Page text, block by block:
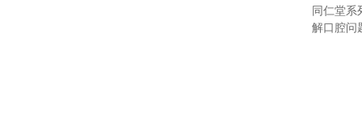
同仁堂
解口腔问